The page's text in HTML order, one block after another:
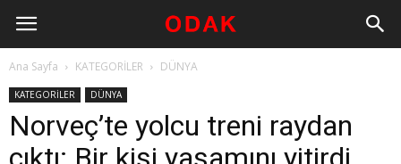
Ana Sayfa KATEGORİLER DÜNYA
KATEGORİLER DÜNYA
Norveç’te yolcu treni raydan